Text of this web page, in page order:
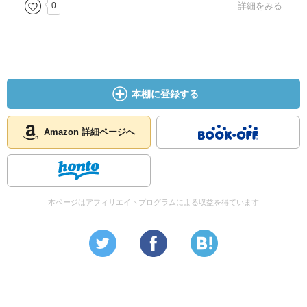
0 詳細をみる
本棚に登録する
Amazon 詳細ページへ
本ページはアフィリエイトプログラムによる収益を得ています